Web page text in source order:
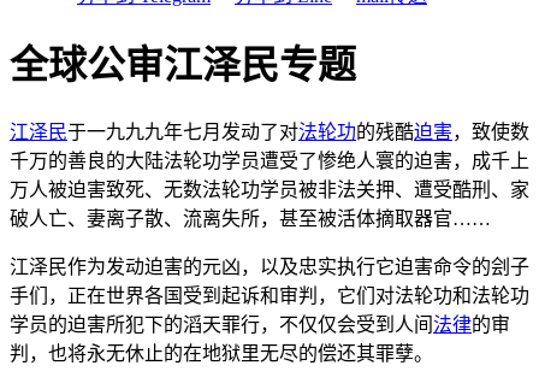
全球公审江泽民专题
江泽民于一九九九年七月发动了对法轮功的残酷迫害，致使数
千万的善良的大陆法轮功学员遭受了惨绝人寰的迫害，成千上
万人被迫害致死、无数法轮功学员被非法关押、遭受酷刑、家
破人亡、妻离子散、流离失所，甚至被活体摘取器官……
江泽民作为发动迫害的元凶，以及忠实执行它迫害命令的刽子
手们，正在世界各国受到起诉和审判，它们对法轮功和法轮功
学员的迫害所犯下的滔天罪行，不仅仅会受到人间法律的审
判，也将永无休止的在地狱里无尽的偿还其罪孽。